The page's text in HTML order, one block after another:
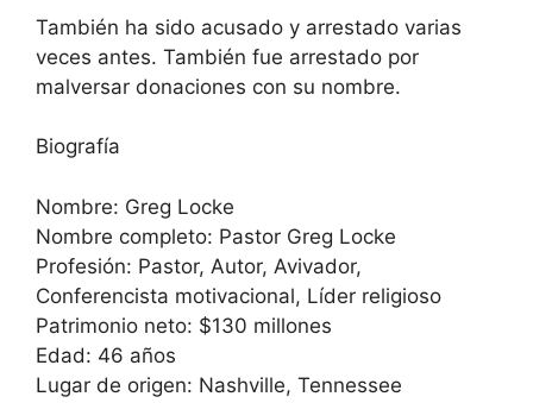
También ha sido acusado y arrestado varias
veces antes. También fue arrestado por
malversar donaciones con su nombre.
Biografía
Nombre: Greg Locke
Nombre completo: Pastor Greg Locke
Profesión: Pastor, Autor, Avivador,
Conferencista motivacional, Líder religioso
Patrimonio neto: $130 millones
Edad: 46 años
Lugar de origen: Nashville, Tennessee